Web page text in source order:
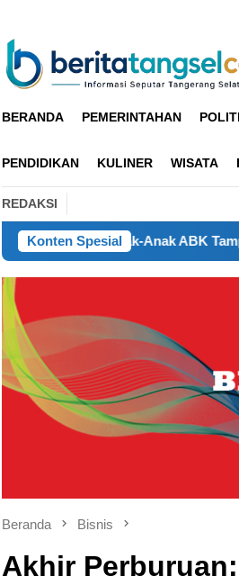
BERANDA PEMERINTAHAN
PENDIDIKAN KULINER WISATA
REDAKSI
Konten Spesial
Anak-Anak ABK Tampilkan Lenong
Beranda Bisnis
Akhir